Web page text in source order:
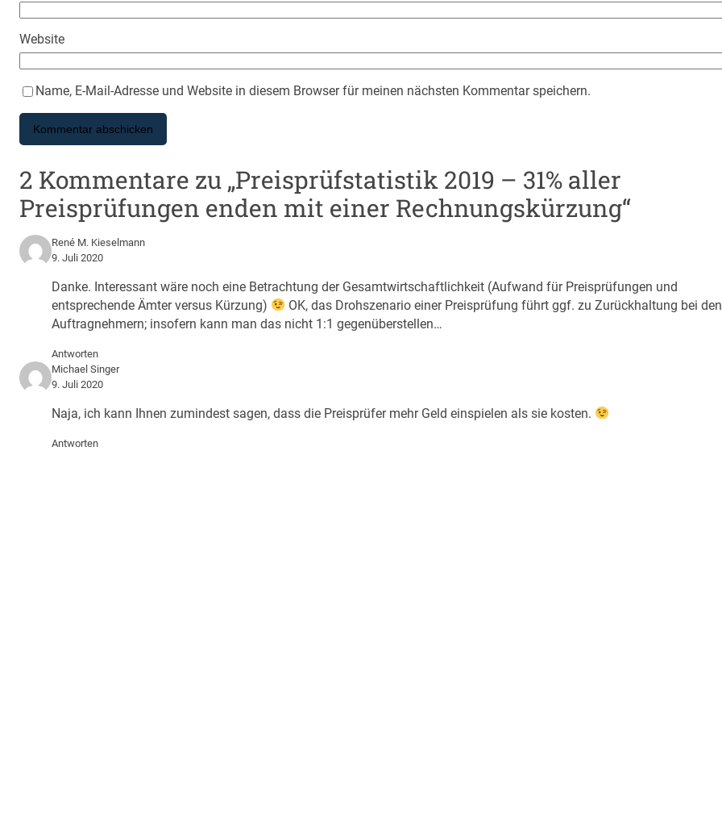
Website
Name, E-Mail-Adresse und Website in diesem Browser für meinen nächsten Kommentar speichern.
2 Kommentare zu „Preisprüfstatistik 2019 – 31% aller
Preisprüfungen enden mit einer Rechnungskürzung“
René M. Kieselmann
9. Juli 2020
Danke. Interessant wäre noch eine Betrachtung der Gesamtwirtschaftlichkeit (Aufwand für Preisprüfungen und
entsprechende Ämter versus Kürzung)
OK, das Drohszenario einer Preisprüfung führt ggf. zu Zurückhaltung bei den
Auftragnehmern; insofern kann man das nicht 1:1 gegenüberstellen…
Antworten
Michael Singer
9. Juli 2020
Naja, ich kann Ihnen zumindest sagen, dass die Preisprüfer mehr Geld einspielen als sie kosten.
Antworten